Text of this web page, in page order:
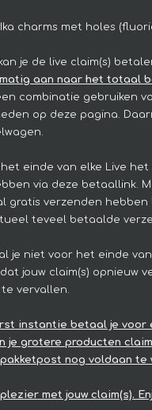
charms met holes
je de live claim(s)
aan naar het totaal
combinatie gebruiken
op deze pagina.
einde van elke Live
via deze betaallink.
gratis verzenden hebben
teveel betaalde
je niet voor het einde
jouw claim(s) opnieuw
te vervallen.
instantie betaal je voor
je grotere producten
nog voldaan te
met jouw claim(s).